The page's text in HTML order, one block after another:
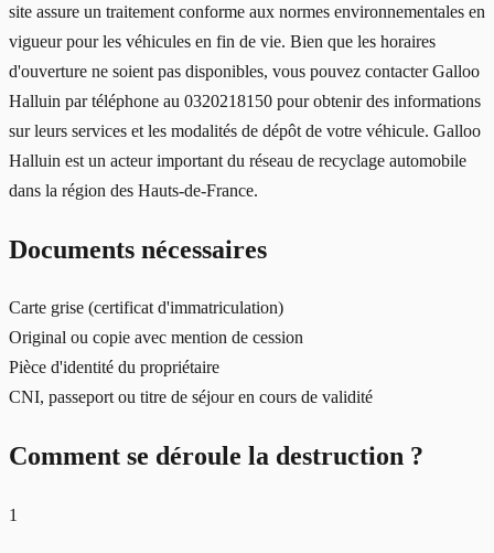
site assure un traitement conforme aux normes environnementales en
vigueur pour les véhicules en fin de vie. Bien que les horaires
d'ouverture ne soient pas disponibles, vous pouvez contacter Galloo
Halluin par téléphone au 0320218150 pour obtenir des informations
sur leurs services et les modalités de dépôt de votre véhicule. Galloo
Halluin est un acteur important du réseau de recyclage automobile
dans la région des Hauts-de-France.
Documents nécessaires
Carte grise (certificat d'immatriculation)
Original ou copie avec mention de cession
Pièce d'identité du propriétaire
CNI, passeport ou titre de séjour en cours de validité
Comment se déroule la destruction ?
1